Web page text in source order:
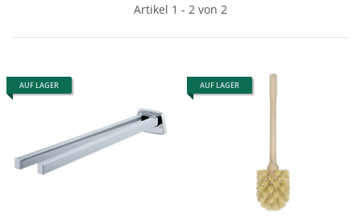
Artikel 1 - 2 von 2
AUF LAGER AUF LAGER